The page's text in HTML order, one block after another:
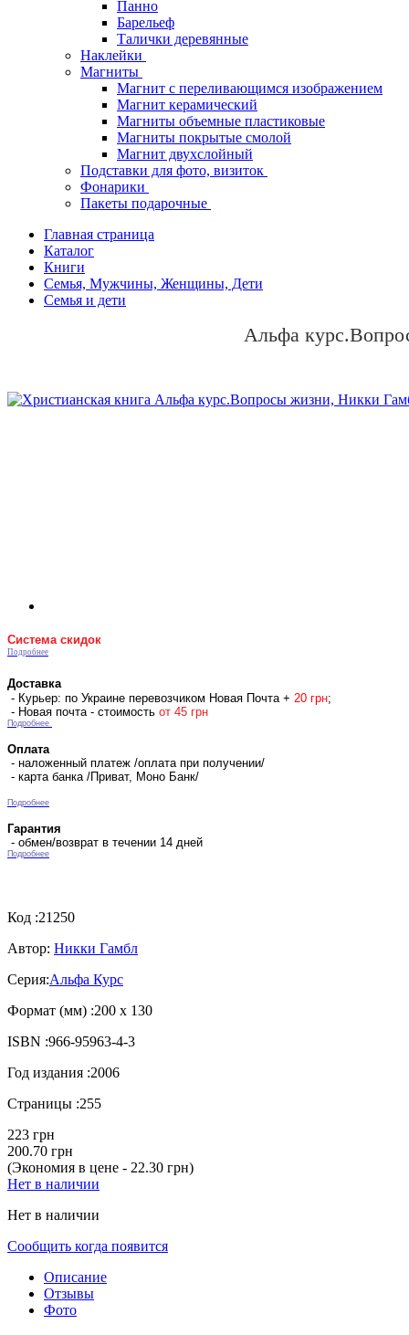
Панно
Барельеф
Талички деревянные
Наклейки
Магниты
Магнит с переливающимся изображением
Магнит керамический
Магниты объемные пластиковые
Магниты покрытые смолой
Магнит двухслойный
Подставки для фото, визиток
Фонарики
Пакеты подарочные
Главная страница
Каталог
Книги
Семья, Мужчины, Женщины, Дети
Семья и дети
Альфа
Система скидок
Подробнее
Доставка
- Курьер: по Украине перевозчиком Новая Почта + 20 грн;
- Новая почта - стоимость от 45 грн
Подробнее
Оплата
- наложенный платеж /оплата при получении/
- карта банка /Приват, Моно Банк/
Подробнее
Гарантия
- обмен/возврат в течении 14 дней
Подробнее
Код :21250
Автор: Никки Гамбл
Серия:Альфа Курс
Формат (мм) :200 х 130
ISBN :966-95963-4-3
Год издания :2006
Страницы :255
223 грн
200.70 грн
(Экономия в цене - 22.30 грн)
Нет в наличии
Нет в наличии
Сообщить когда появится
Описание
Отзывы
Фото